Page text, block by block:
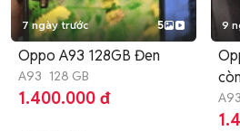
7 ngày trước 5
Oppo A93 128GB Đen
A93 128 GB
1.400.000 đ
9
A93